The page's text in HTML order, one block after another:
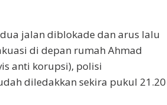
jalan diblokade dan arus lalu
di depan rumah Ahmad
anti korupsi), polisi
diledakkan sekira pukul 21.20